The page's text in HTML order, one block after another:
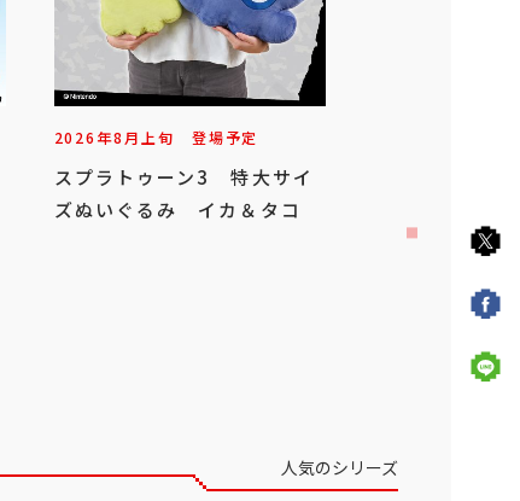
2026年8月上旬 登場予定
スプラトゥーン3 特大サイ
ズぬいぐるみ イカ＆タコ
人気のシリーズ
検索する